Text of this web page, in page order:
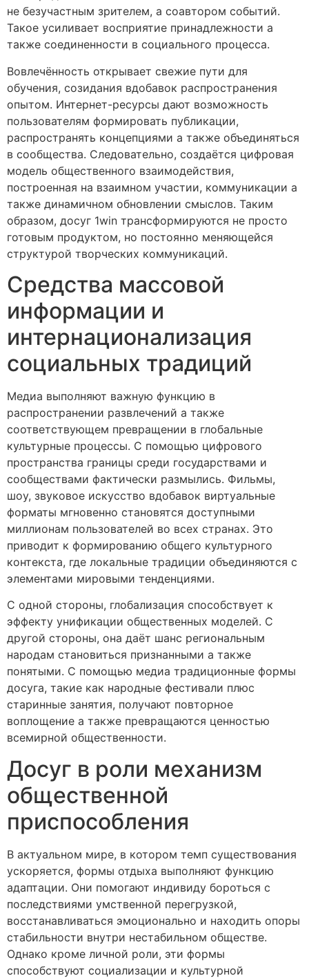
не безучастным зрителем, а соавтором событий.
Такое усиливает восприятие принадлежности а
также соединенности в социального процесса.
Вовлечённость открывает свежие пути для
обучения, созидания вдобавок распространения
опытом. Интернет-ресурсы дают возможность
пользователям формировать публикации,
распространять концепциями а также объединяться
в сообщества. Следовательно, создаётся цифровая
модель общественного взаимодействия,
построенная на взаимном участии, коммуникации а
также динамичном обновлении смыслов. Таким
образом, досуг 1win трансформируются не просто
готовым продуктом, но постоянно меняющейся
структурой творческих коммуникаций.
Средства массовой
информации и
интернационализация
социальных традиций
Медиа выполняют важную функцию в
распространении развлечений а также
соответствующем превращении в глобальные
культурные процессы. С помощью цифрового
пространства границы среди государствами и
сообществами фактически размылись. Фильмы,
шоу, звуковое искусство вдобавок виртуальные
форматы мгновенно становятся доступными
миллионам пользователей во всех странах. Это
приводит к формированию общего культурного
контекста, где локальные традиции объединяются с
элементами мировыми тенденциями.
С одной стороны, глобализация способствует к
эффекту унификации общественных моделей. С
другой стороны, она даёт шанс региональным
народам становиться признанными а также
понятыми. С помощью медиа традиционные формы
досуга, такие как народные фестивали плюс
старинные занятия, получают повторное
воплощение а также превращаются ценностью
всемирной общественности.
Досуг в роли механизм
общественной
приспособления
В актуальном мире, в котором темп существования
ускоряется, формы отдыха выполняют функцию
адаптации. Они помогают индивиду бороться с
последствиями умственной перегрузкой,
восстанавливаться эмоционально и находить опоры
стабильности внутри нестабильном обществе.
Однако кроме личной роли, эти формы
способствуют социализации и культурной